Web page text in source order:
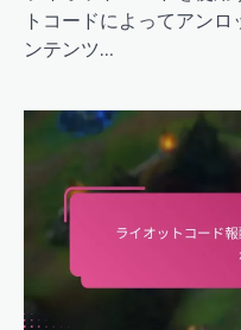
トコードによってアン
ンテンツ…